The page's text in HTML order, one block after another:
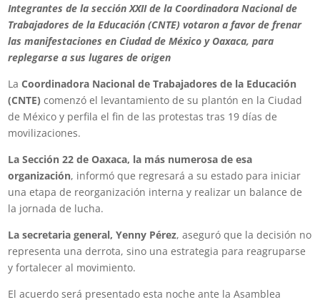
Integrantes de la sección XXII de la Coordinadora Nacional de
Trabajadores de la Educación (CNTE) votaron a favor de frenar
las manifestaciones en Ciudad de México y Oaxaca, para
replegarse a sus lugares de origen
LaCoordinadora Nacional de Trabajadores de la Educación
(CNTE) comenzó el levantamiento de su plantón en la Ciudad
de México y perfila el fin de las protestas tras 19 días de
movilizaciones.
La Sección 22 de Oaxaca, la más numerosa de esa
organización, informó que regresará a su estado para iniciar
una etapa de reorganización interna y realizar un balance de
la jornada de lucha.
La secretaria general, Yenny Pérez, aseguró que la decisión no
representa una derrota, sino una estrategia para reagruparse
y fortalecer al movimiento.
El acuerdo será presentado esta noche ante la Asamblea